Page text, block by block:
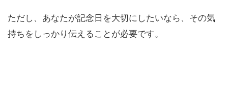
ただし、あなたが記念日を大切にしたいなら、その気
持ちをしっかり伝えることが必要です。